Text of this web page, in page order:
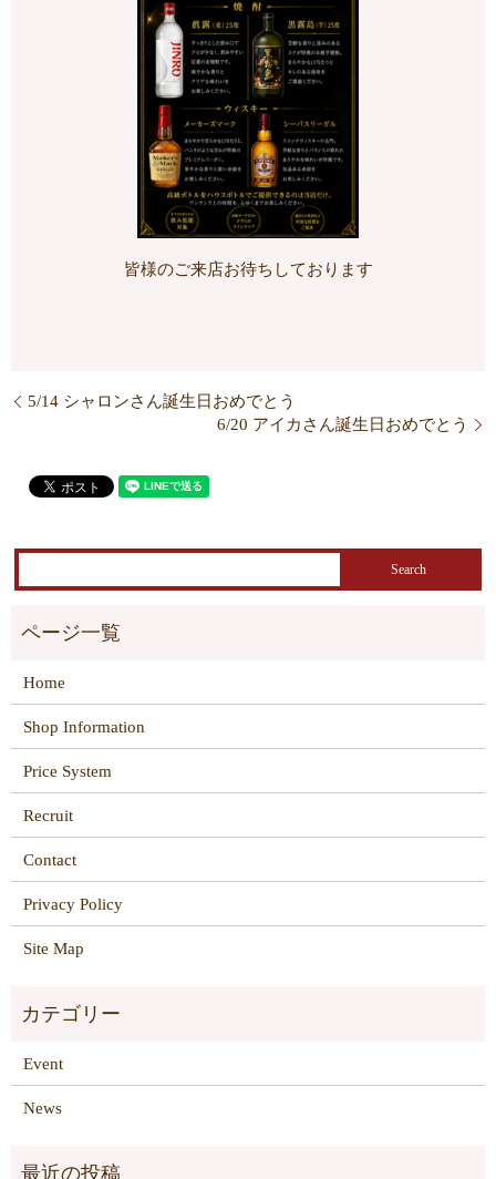
皆様のご来店お待ちしております
5/14 シャロンさん誕生日おめでとう
6/20 アイカさん誕生日おめでとう
Home
Shop Information
Price System
Recruit
Contact
Privacy Policy
Site Map
Event
News